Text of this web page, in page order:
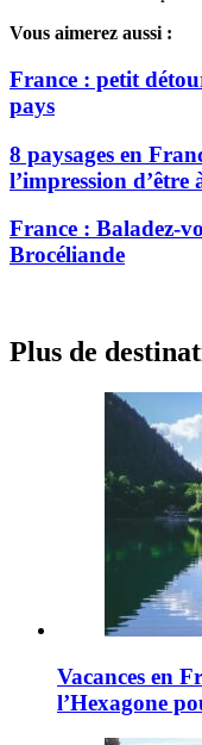
Vous aimerez aussi :
France : petit
pays
8 paysages en
l’impression d’être
France : Baladez-
Brocéliande
Plus de
Vacances en
l’Hexagone